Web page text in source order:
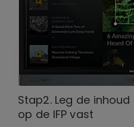
Stap2. Leg de
op de IFP vast